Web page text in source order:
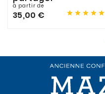
à partir de
35,00 €     